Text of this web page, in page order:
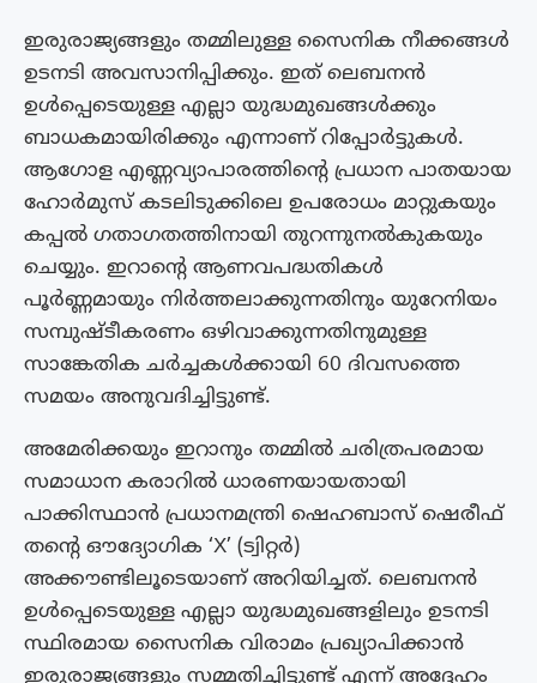
ഇരുരാജ്യങ്ങളും തമ്മിലുള്ള സൈനിക നീക്കങ്ങൾ
ഉടനടി അവസാനിപ്പിക്കും. ഇത് ലെബനൻ
ഉൾപ്പെടെയുള്ള എല്ലാ യുദ്ധമുഖങ്ങൾക്കും
ബാധകമായിരിക്കും എന്നാണ് റിപ്പോർട്ടുകൾ.
ആഗോള എണ്ണവ്യാപാരത്തിൻ്റെ പ്രധാന പാതയായ
ഹോർമുസ് കടലിടുക്കിലെ ഉപരോധം മാറ്റുകയും
കപ്പൽ ഗതാഗതത്തിനായി തുറന്നുനൽകുകയും
ചെയ്യും. ഇറാന്റെ ആണവപദ്ധതികൾ
പൂർണ്ണമായും നിർത്തലാക്കുന്നതിനും യുറേനിയം
സമ്പുഷ്ടീകരണം ഒഴിവാക്കുന്നതിനുമുള്ള
സാങ്കേതിക ചർച്ചകൾക്കായി 60 ദിവസത്തെ
സമയം അനുവദിച്ചിട്ടുണ്ട്.
അമേരിക്കയും ഇറാനും തമ്മിൽ ചരിത്രപരമായ
സമാധാന കരാറിൽ ധാരണയായതായി
പാക്കിസ്ഥാൻ പ്രധാനമന്ത്രി ഷെഹബാസ് ഷെരീഫ്
തൻ്റെ ഔദ്യോഗിക ‘X’ (ട്വിറ്റർ)
അക്കൗണ്ടിലൂടെയാണ് അറിയിച്ചത്. ലെബനൻ
ഉൾപ്പെടെയുള്ള എല്ലാ യുദ്ധമുഖങ്ങളിലും ഉടനടി
സ്ഥിരമായ സൈനിക വിരാമം പ്രഖ്യാപിക്കാൻ
ഇരുരാജ്യങ്ങളും സമ്മതിച്ചിട്ടുണ്ട് എന്ന് അദ്ദേഹം